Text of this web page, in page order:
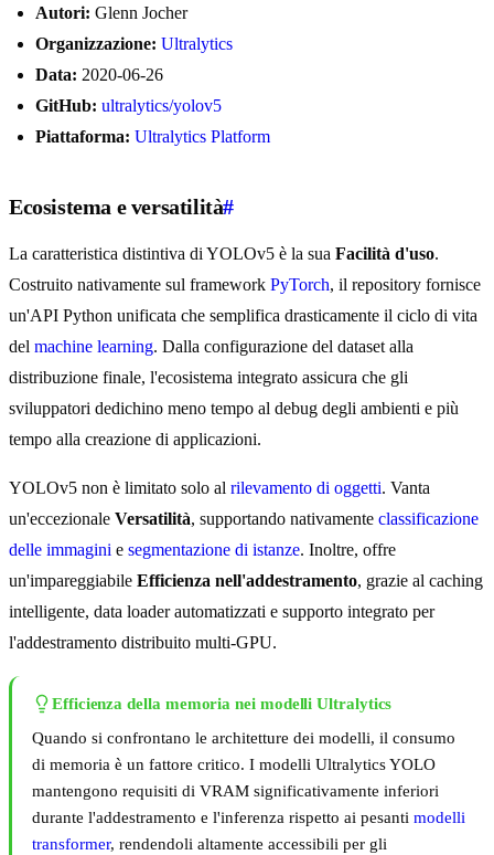
Autori: Glenn Jocher
Organizzazione: Ultralytics
Data: 2020-06-26
GitHub: ultralytics/yolov5
Piattaforma: Ultralytics Platform
Ecosistema e versatilità#
La caratteristica distintiva di YOLOv5 è la sua Facilità d'uso.
Costruito nativamente sul framework PyTorch, il repository fornisce
un'API Python unificata che semplifica drasticamente il ciclo di vita
del machine learning. Dalla configurazione del dataset alla
distribuzione finale, l'ecosistema integrato assicura che gli
sviluppatori dedichino meno tempo al debug degli ambienti e più
tempo alla creazione di applicazioni.
YOLOv5 non è limitato solo al rilevamento di oggetti. Vanta
un'eccezionale Versatilità, supportando nativamente classificazione
delle immagini e segmentazione di istanze. Inoltre, offre
un'impareggiabile Efficienza nell'addestramento, grazie al caching
intelligente, data loader automatizzati e supporto integrato per
l'addestramento distribuito multi-GPU.
Efficienza della memoria nei modelli Ultralytics
Quando si confrontano le architetture dei modelli, il consumo
di memoria è un fattore critico. I modelli Ultralytics YOLO
mantengono requisiti di VRAM significativamente inferiori
durante l'addestramento e l'inferenza rispetto ai pesanti modelli
transformer, rendendoli altamente accessibili per gli